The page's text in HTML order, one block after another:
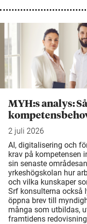
MYH:s analys:
2 juli 2026
AI, digitalisering och
krav på kompetensen
sin senaste
yrkeshögskolan hur
och vilka kunskaper
Srf konsulterna också
öppna brev till
många som utbildas,
framtidens